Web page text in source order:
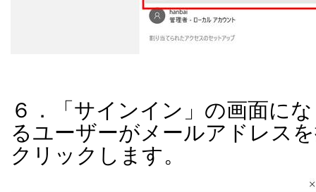
６．「サインイン」の画面に
るユーザーがメールアドレス
クリックします。